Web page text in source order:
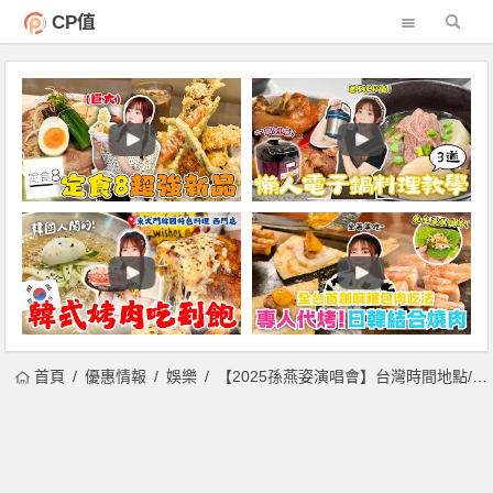
CP值
首頁 優惠情報 娛樂 【2025孫燕姿演唱會】台灣時間地點/門票價格/售票購票，高雄登場！